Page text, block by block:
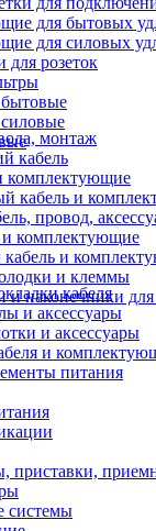
для бытовых
для силовых
для розеток
монтаж
кабель
комплектующие
кабель и
провод,
комплектующие
и
и клеммы
и наконечники
кабеля
и аксессуары
и аксессуары
и
питания
приставки,
системы